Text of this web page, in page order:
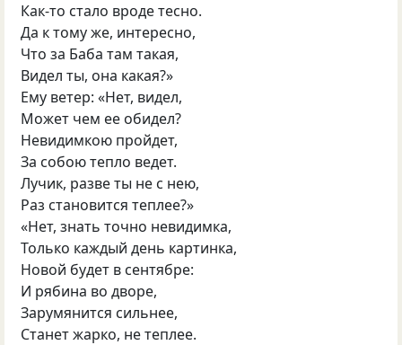
Как-то стало вроде тесно.
Да к тому же, интересно,
Что за Баба там такая,
Видел ты, она какая?»
Ему ветер: «Нет, видел,
Может чем ее обидел?
Невидимкою пройдет,
За собою тепло ведет.
Лучик, разве ты не с нею,
Раз становится теплее?»
«Нет, знать точно невидимка,
Только каждый день картинка,
Новой будет в сентябре:
И рябина во дворе,
Зарумянится сильнее,
Станет жарко, не теплее.